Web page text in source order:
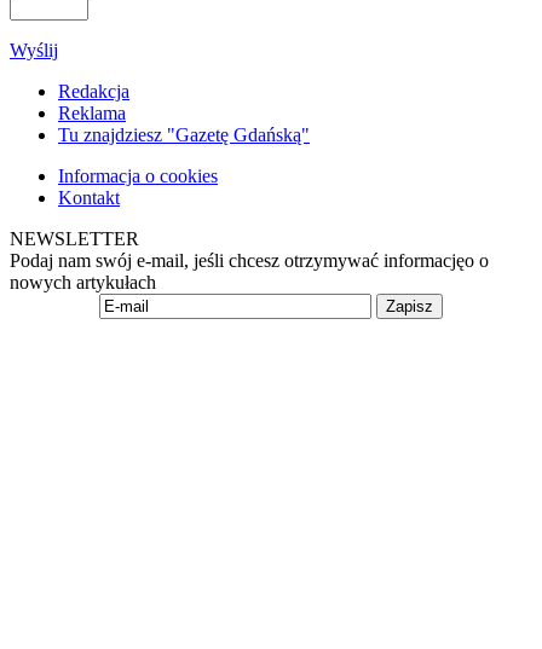
Wyślij
Redakcja
Reklama
Tu znajdziesz "Gazetę Gdańską"
Informacja o cookies
Kontakt
NEWSLETTER
Podaj nam swój e-mail, jeśli chcesz otrzymywać informacjęo o
nowych artykułach
Zapisz